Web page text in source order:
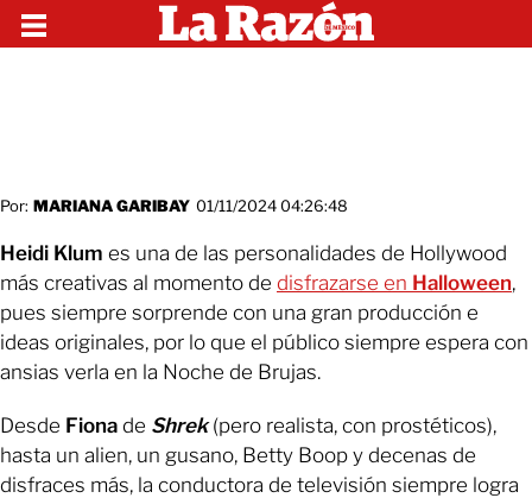
Por: MARIANA GARIBAY 01/11/2024 04:26:48
Heidi Klum es una de las personalidades de Hollywood
más creativas al momento de disfrazarse en Halloween,
pues siempre sorprende con una gran producción e
ideas originales, por lo que el público siempre espera con
ansias verla en la Noche de Brujas.
Desde Fiona de Shrek(pero realista, con prostéticos),
hasta un alien, un gusano, Betty Boop y decenas de
disfraces más, la conductora de televisión siempre logra